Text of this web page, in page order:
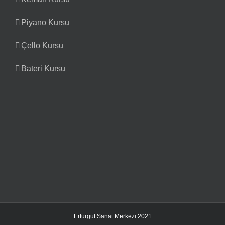
Piyano Kursu
Çello Kursu
Bateri Kursu
Erturgut Sanat Merkezi 2021